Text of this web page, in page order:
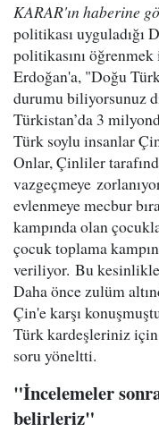
KARAR'ın haberine
politikası
politikasını
Erdoğan'a, "Doğu
durumu biliyorsunuz
Türkistan’da 3
Türk soylu insanlar
Onlar, Çinliler
vazgeçmeye
evlenmeye mecbur
kampında olan
çocuk toplama
veriliyor. Bu
Daha önce zulüm
Çin'e karşı
Türk kardeşleriniz
soru yöneltti.
"İncelemeler
belirleriz"